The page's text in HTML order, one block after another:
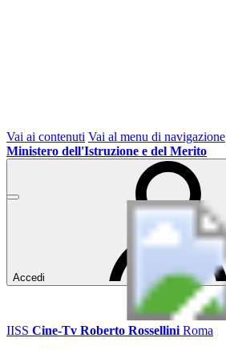
Vai ai contenuti Vai al menu di navigazione
Ministero dell'Istruzione e del Merito
Accedi
IISS Cine-Tv Roberto Rossellini Roma